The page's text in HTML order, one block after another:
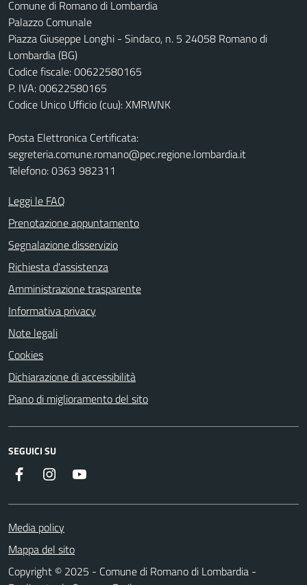
Comune di Romano di Lombardia
Palazzo Comunale
Piazza Giuseppe Longhi - Sindaco, n. 5 24058 Romano di
Lombardia (BG)
Codice fiscale: 00622580165
P. IVA: 00622580165
Codice Unico Ufficio (cuu): XMRWNK
Posta Elettronica Certificata:
segreteria.comune.romano@pec.regione.lombardia.it
Telefono: 0363 982311
Leggi le FAQ
Prenotazione appuntamento
Segnalazione disservizio
Richiesta d'assistenza
Amministrazione trasparente
Informativa privacy
Note legali
Cookies
Dichiarazione di accessibilità
Piano di miglioramento del sito
SEGUICI SU
Facebook Instagram
Media policy
Mappa del sito
Copyright © 2025 - Comune di Romano di Lombardia -